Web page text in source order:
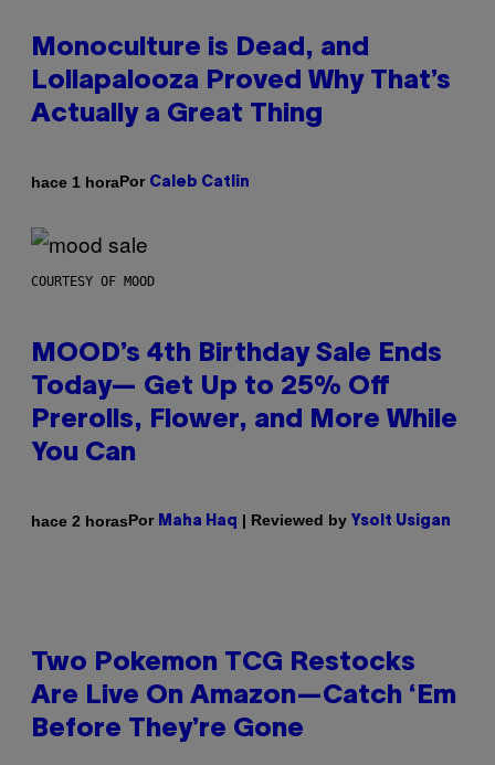
Monoculture is Dead, and
Lollapalooza Proved Why That’s
Actually a Great Thing
hace 1 horaPor Caleb Catlin
COURTESY OF MOOD
MOOD’s 4th Birthday Sale Ends
Today— Get Up to 25% Off
Prerolls, Flower, and More While
You Can
hace 2 horasPor Maha Haq | Reviewed by Ysolt Usigan
Two Pokemon TCG Restocks
Are Live On Amazon—Catch ‘Em
Before They’re Gone